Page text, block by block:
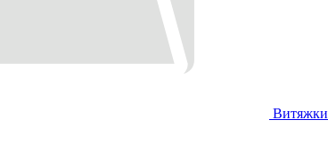
Витяжки